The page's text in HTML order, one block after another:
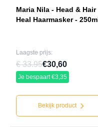
Maria Nila - Head & Hair
Heal Haarmasker -
Laagste prijs:
€ 33.95€30,60
Je bespaart €3,35
Bekijk product